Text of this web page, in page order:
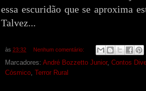
essa escuridão que se aproxima
Talvez...
às 23:32 Nenhum comentário:
Marcadores: André Bozzetto Junior, Contos
Cósmico, Terror Rural